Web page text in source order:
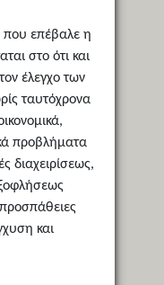
που επέβαλε η
στο ότι και
έλεγχο των
ταυτόχρονα
προβλήματα
διαχειρίσεως,
και